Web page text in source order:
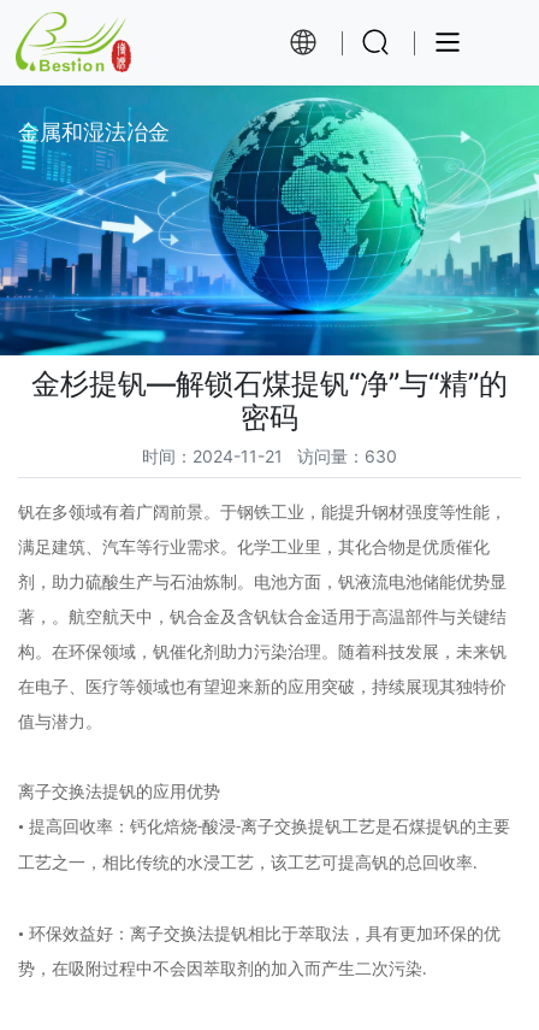
金属和湿法冶金
金杉提钒—解锁石煤提钒“净”与“精”的
密码
时间 ：2024-11-21 访问量 ：630
钒在多领域有着广阔前景。于钢铁工业，能提升钢材强度等性能，
满足建筑、汽车等行业需求。化学工业里，其化合物是优质催化
剂，助力硫酸生产与石油炼制。电池方面，钒液流电池储能优势显
著，。航空航天中，钒合金及含钒钛合金适用于高温部件与关键结
构。在环保领域，钒催化剂助力污染治理。随着科技发展，未来钒
在电子、医疗等领域也有望迎来新的应用突破，持续展现其独特价
值与潜力。
离子交换法提钒的应用优势
• 提高回收率：钙化焙烧-酸浸-离子交换提钒工艺是石煤提钒的主要
工艺之一，相比传统的水浸工艺，该工艺可提高钒的总回收率.
• 环保效益好：离子交换法提钒相比于萃取法，具有更加环保的优
势，在吸附过程中不会因萃取剂的加入而产生二次污染.